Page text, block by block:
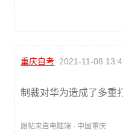
重庆自考 2021-11-08
制裁对华为造成了多重
跟帖来自电脑端 · 中国重庆